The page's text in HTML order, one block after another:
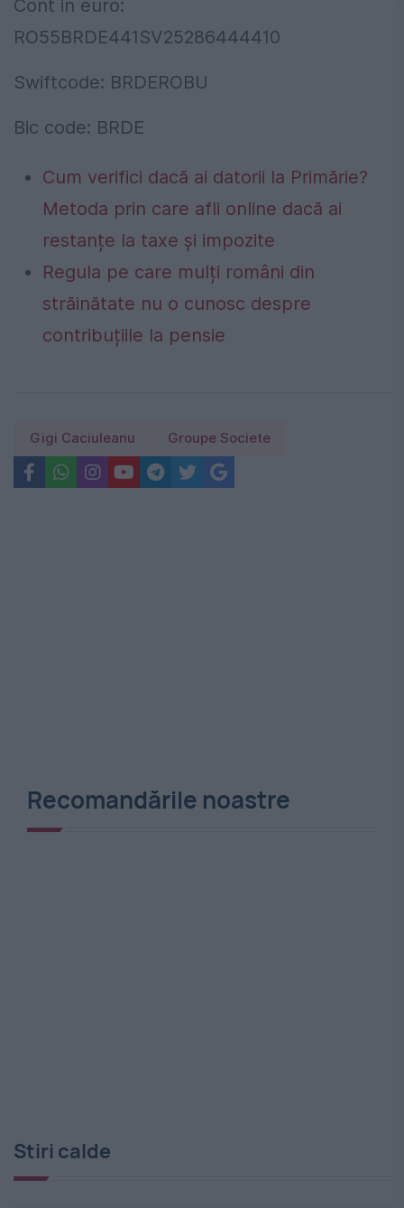
Cont in euro:
RO55BRDE441SV25286444410
Swiftcode: BRDEROBU
Bic code: BRDE
Cum verifici dacă ai datorii la Primărie?
Metoda prin care afli online dacă ai
restanțe la taxe și impozite
Regula pe care mulți români din
străinătate nu o cunosc despre
contribuțiile la pensie
Gigi Caciuleanu Groupe Societe
Recomandările noastre
Stiri calde